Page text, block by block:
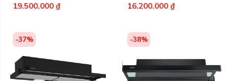
gốc
19.500.000 ₫
tại
là:
19.500.000 ₫.
gốc
16.200.000 ₫
tại
là:
16.200.000 ₫.
-37% -38%